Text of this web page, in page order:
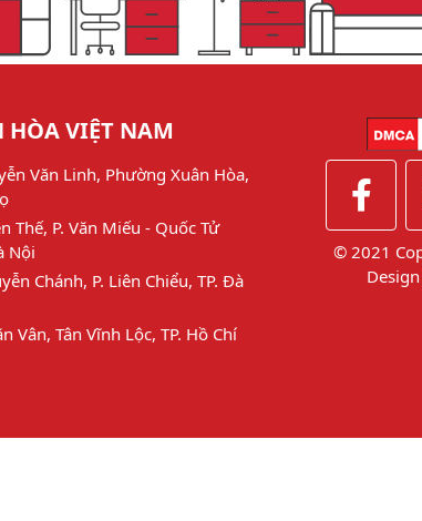
HÒA VIỆT NAM
Văn Linh, Phường Xuân Hòa,
Thế, P. Văn Miếu - Quốc Tử
Nội
Chánh, P. Liên Chiểu, TP. Đà
Vân, Tân Vĩnh Lộc, TP. Hồ Chí
© 2021